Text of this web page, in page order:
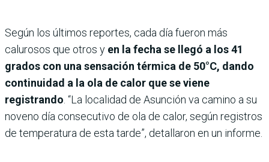
Según los últimos reportes, cada día fueron más
calurosos que otros y en la fecha se llegó a los 41
grados con una sensación térmica de 50°C, dando
continuidad a la ola de calor que se viene
registrando . “La localidad de Asunción va camino a su
noveno día consecutivo de ola de calor, según registros
de temperatura de esta tarde”, detallaron en un informe.